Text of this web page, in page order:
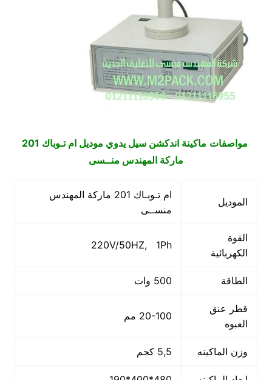
مواصفات
ماكينة اندكشن سيل يدوي موديل ام تـوباك 201
ماركة المهندس منــسى
الموديل
ام تـوبـاك 201 ماركة المهندس
منســى
القوة
الكهربائية
220V/50HZ, 1Ph
الطاقة 500 وات
قطر عنق
العبوه
20-100 مم
وزن الماكينه 5,5 كجم